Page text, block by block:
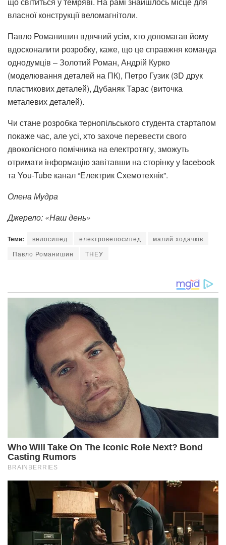
власної конструкції веломагнітоли.
Павло Романишин вдячний усім, хто допомагав йому
вдосконалити розробку, каже, що це справжня команда
однодумців – Золотий Роман, Андрій Курко
(моделювання деталей на ПК), Петро Гузик (3D друк
пластикових деталей), Дубаняк Тарас (виточка
металевих деталей).
Чи стане розробка тернопільського студента стартапом
покаже час, але усі, хто захоче перевести свого
двоколісного помічника на електротягу, зможуть
отримати інформацію завітавши на сторінку у facebook
та You-Tube канал “Електрик Схемотехнік”.
Олена Мудра
Джерело: «Наш день»
Теми: велосипед електровелосипед
малий ходачків
Павло Романишин
ТНЕУ